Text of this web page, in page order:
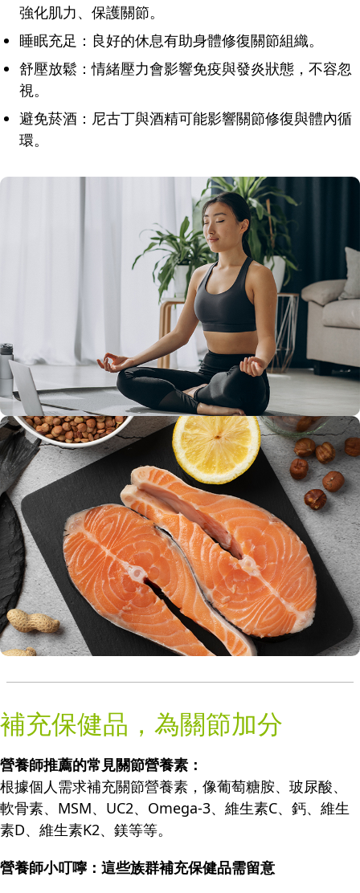
強化肌力、保護關節。
睡眠充足：良好的休息有助身體修復關節組織。
舒壓放鬆：情緒壓力會影響免疫與發炎狀態，不容忽
視。
避免菸酒：尼古丁與酒精可能影響關節修復與體內循
環。
補充保健品，為關節加分
營養師推薦的常見關節營養素：
根據個人需求補充關節營養素，像葡萄糖胺、玻尿酸、
軟骨素、MSM、UC2、Omega-3、維生素C、鈣、維生
素D、維生素K2、鎂等等。
營養師小叮嚀：這些族群補充保健品需留意